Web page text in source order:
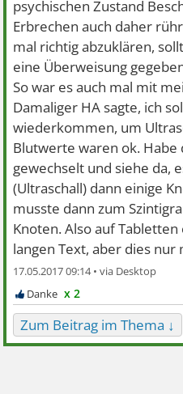
psychischen Zustand
Erbrechen auch daher
mal richtig abzuklären,
eine Überweisung
So war es auch mal mit
Damaliger HA sagte, ich
wiederkommen, um
Blutwerte waren ok. Habe
gewechselt und siehe da,
(Ultraschall) dann einige
musste dann zum
Knoten. Also auf
langen Text, aber dies nur
17.05.2017 09:14 •
x 2
Zum Beitrag im Thema ↓